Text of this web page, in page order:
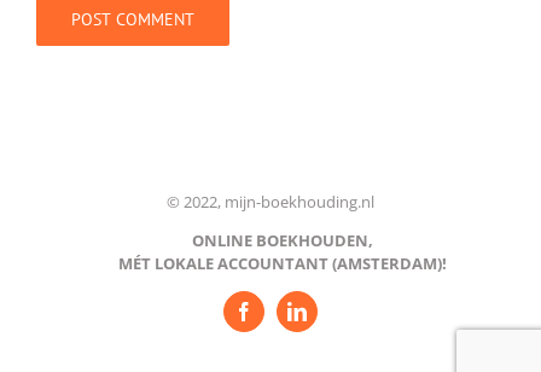
© 2022, mijn-boekhouding.nl
ONLINE BOEKHOUDEN,
MÉT LOKALE ACCOUNTANT (AMSTERDAM)!